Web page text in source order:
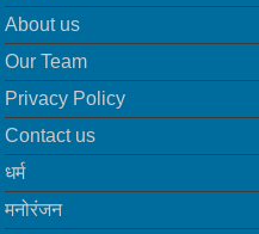
About us
Our Team
Privacy Policy
Contact us
धर्म
मनोरंजन